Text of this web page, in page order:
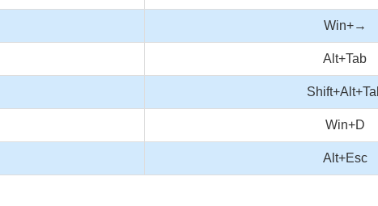
Win+→
Alt+Tab
Win+D
Alt+Esc